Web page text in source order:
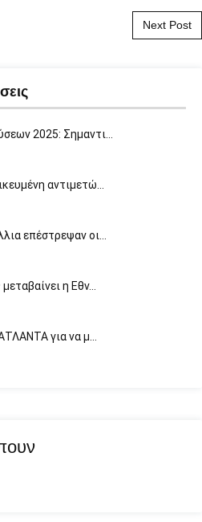
Next Post
2025: Σημαντι…
αντιμετώ…
επέστρεψαν οι…
η Εθν…
για να μ…